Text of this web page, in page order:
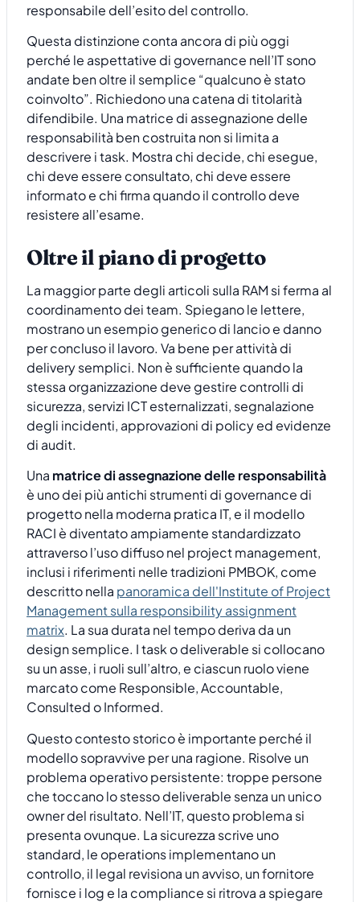
responsabile dell’esito del controllo.
Questa distinzione conta ancora di più oggi
perché le aspettative di governance nell’IT sono
andate ben oltre il semplice “qualcuno è stato
coinvolto”. Richiedono una catena di titolarità
difendibile. Una matrice di assegnazione delle
responsabilità ben costruita non si limita a
descrivere i task. Mostra chi decide, chi esegue,
chi deve essere consultato, chi deve essere
informato e chi firma quando il controllo deve
resistere all’esame.
Oltre il piano di progetto
La maggior parte degli articoli sulla RAM si ferma al
coordinamento dei team. Spiegano le lettere,
mostrano un esempio generico di lancio e danno
per concluso il lavoro. Va bene per attività di
delivery semplici. Non è sufficiente quando la
stessa organizzazione deve gestire controlli di
sicurezza, servizi ICT esternalizzati, segnalazione
degli incidenti, approvazioni di policy ed evidenze
di audit.
Una matrice di assegnazione delle responsabilità
è uno dei più antichi strumenti di governance di
progetto nella moderna pratica IT, e il modello
RACI è diventato ampiamente standardizzato
attraverso l’uso diffuso nel project management,
inclusi i riferimenti nelle tradizioni PMBOK, come
descritto nella panoramica dell'Institute of Project
Management sulla responsibility assignment
matrix. La sua durata nel tempo deriva da un
design semplice. I task o deliverable si collocano
su un asse, i ruoli sull’altro, e ciascun ruolo viene
marcato come Responsible, Accountable,
Consulted o Informed.
Questo contesto storico è importante perché il
modello sopravvive per una ragione. Risolve un
problema operativo persistente: troppe persone
che toccano lo stesso deliverable senza un unico
owner del risultato. Nell’IT, questo problema si
presenta ovunque. La sicurezza scrive uno
standard, le operations implementano un
controllo, il legal revisiona un avviso, un fornitore
fornisce i log e la compliance si ritrova a spiegare